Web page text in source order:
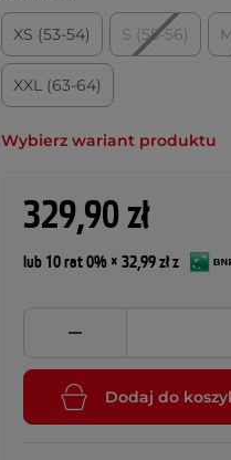
XS (53-54) S (55-56)
XXL (63-64)
Wybierz wariant produktu
329,90 zł
lub 10 rat 0% × 32,99 zł z
Dodaj do